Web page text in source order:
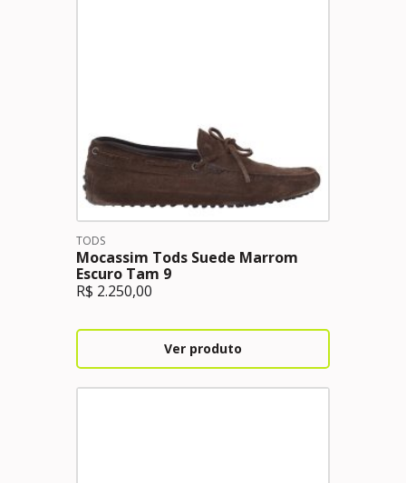
TODS
Mocassim Tods Suede Marrom
Escuro Tam 9
R$ 2.250,00
Ver produto